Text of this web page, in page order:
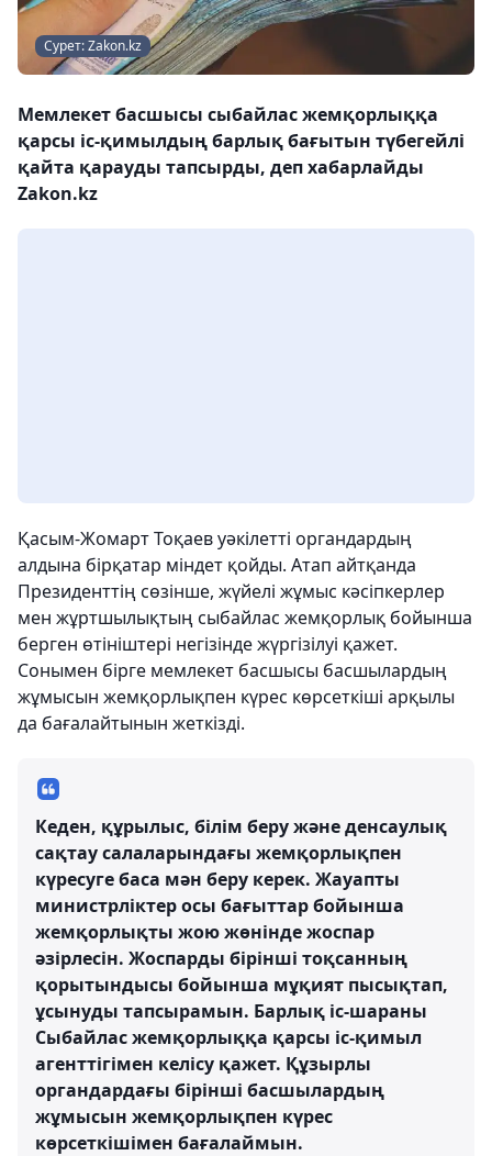
Сурет: Zakon.kz
Мемлекет басшысы сыбайлас жемқорлыққа
қарсы іс-қимылдың барлық бағытын түбегейлі
қайта қарауды тапсырды, деп хабарлайды
Zakon.kz
Қасым-Жомарт Тоқаев уәкілетті органдардың
алдына бірқатар міндет қойды. Атап айтқанда
Президенттің сөзінше, жүйелі жұмыс кәсіпкерлер
мен жұртшылықтың сыбайлас жемқорлық бойынша
берген өтініштері негізінде жүргізілуі қажет.
Сонымен бірге мемлекет басшысы басшылардың
жұмысын жемқорлықпен күрес көрсеткіші арқылы
да бағалайтынын жеткізді.
Кеден, құрылыс, білім беру және денсаулық
сақтау салаларындағы жемқорлықпен
күресуге баса мән беру керек. Жауапты
министрліктер осы бағыттар бойынша
жемқорлықты жою жөнінде жоспар
әзірлесін. Жоспарды бірінші тоқсанның
қорытындысы бойынша мұқият пысықтап,
ұсынуды тапсырамын. Барлық іс-шараны
Сыбайлас жемқорлыққа қарсы іс-қимыл
агенттігімен келісу қажет. Құзырлы
органдардағы бірінші басшылардың
жұмысын жемқорлықпен күрес
көрсеткішімен бағалаймын.